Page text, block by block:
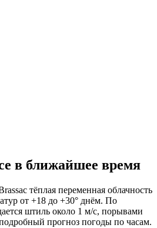
в ближайшее время
тёплая переменная облачность
от +18 до +30° днём. По
штиль около 1 м/с, порывами
прогноз погоды по часам.